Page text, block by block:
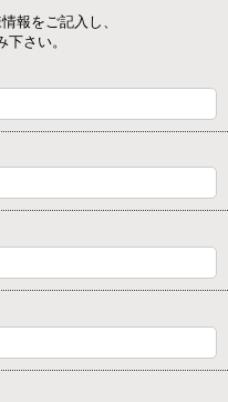
報をご記入し、
さい。